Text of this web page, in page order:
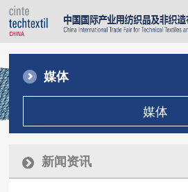
媒体
媒体
新闻资讯